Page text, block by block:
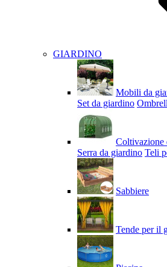
GIARDINO
Mobili da
Set da giardino
Coltivazione
Serra da giardino Teli
Sabbiere
Tende per il